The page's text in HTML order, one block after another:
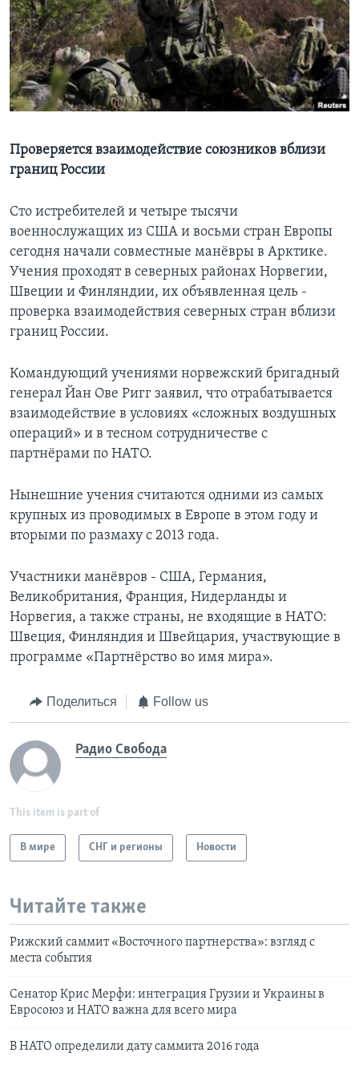
Learning English
СОЦИАЛЬНЫЕ СЕТИ
Языки
Проверяется взаимодействие союзников вблизи
границ России
Сто истребителей и четыре тысячи
военнослужащих из США и восьми стран Европы
сегодня начали совместные манёвры в Арктике.
Учения проходят в северных районах Норвегии,
Швеции и Финляндии, их объявленная цель -
проверка взаимодействия северных стран вблизи
границ России.
Командующий учениями норвежский бригадный
генерал Йан Ове Ригг заявил, что отрабатывается
взаимодействие в условиях «сложных воздушных
операций» и в тесном сотрудничестве с
партнёрами по НАТО.
Нынешние учения считаются одними из самых
крупных из проводимых в Европе в этом году и
вторыми по размаху с 2013 года.
Участники манёвров - США, Германия,
Великобритания, Франция, Нидерланды и
Норвегия, а также страны, не входящие в НАТО:
Швеция, Финляндия и Швейцария, участвующие в
программе «Партнёрство во имя мира».
Поделиться Follow us
Радио Свобода
This item is part of
В мире СНГ и регионы Новости
Читайте также
Рижский саммит «Восточного партнерства»: взгляд c
места события
Сенатор Крис Мерфи: интеграция Грузии и Украины в
Евросоюз и НАТО важна для всего мира
В НАТО определили дату саммита 2016 года